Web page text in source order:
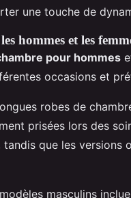
une touche de
hommes et les
pour hommes
occasions et
robes de
prisées lors des
que les versions
masculins